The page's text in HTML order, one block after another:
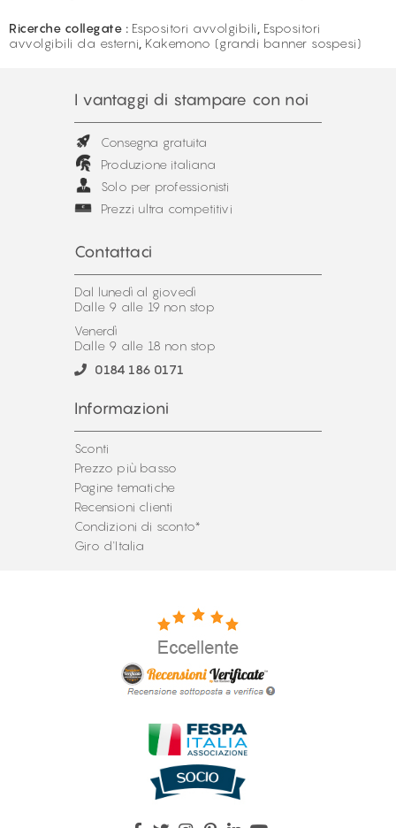
Ricerche collegate : Espositori avvolgibili Espositori
avvolgibili da esterni Kakemono (grandi banner sospesi)
I vantaggi di stampare con noi
Consegna gratuita
Produzione italiana
Solo per professionisti
Prezzi ultra competitivi
Contattaci
Dal lunedì al giovedì
Dalle 9 alle 19 non stop
Venerdì
Dalle 9 alle 18 non stop
0184 186 0171
Informazioni
Sconti
Prezzo più basso
Pagine tematiche
Recensioni clienti
Condizioni di sconto*
Giro d'Italia